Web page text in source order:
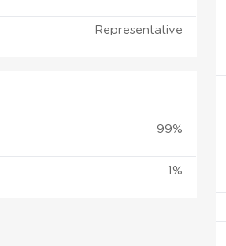
Representative
99%
1%